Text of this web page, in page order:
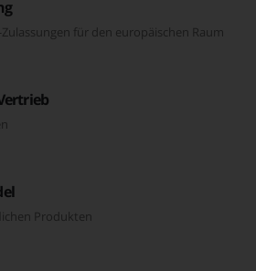
für den europäischen Raum
Produkten